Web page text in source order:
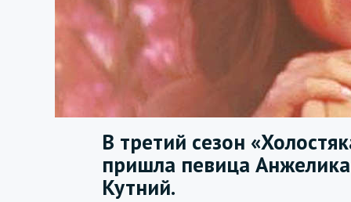
В третий сезон
пришла певица Анжелика
Кутний.